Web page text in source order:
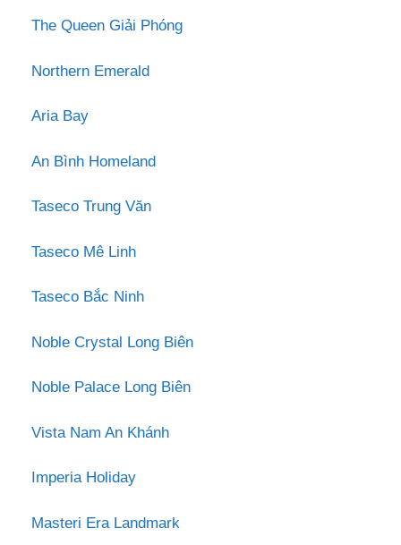
The Queen Giải Phóng
Northern Emerald
Aria Bay
An Bình Homeland
Taseco Trung Văn
Taseco Mê Linh
Taseco Bắc Ninh
Noble Crystal Long Biên
Noble Palace Long Biên
Vista Nam An Khánh
Imperia Holiday
Masteri Era Landmark